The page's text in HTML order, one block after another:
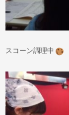
スコーン調理中